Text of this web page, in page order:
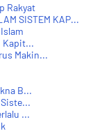
Rakyat
SISTEM KAP...
Kapit...
Makin...
B...
...